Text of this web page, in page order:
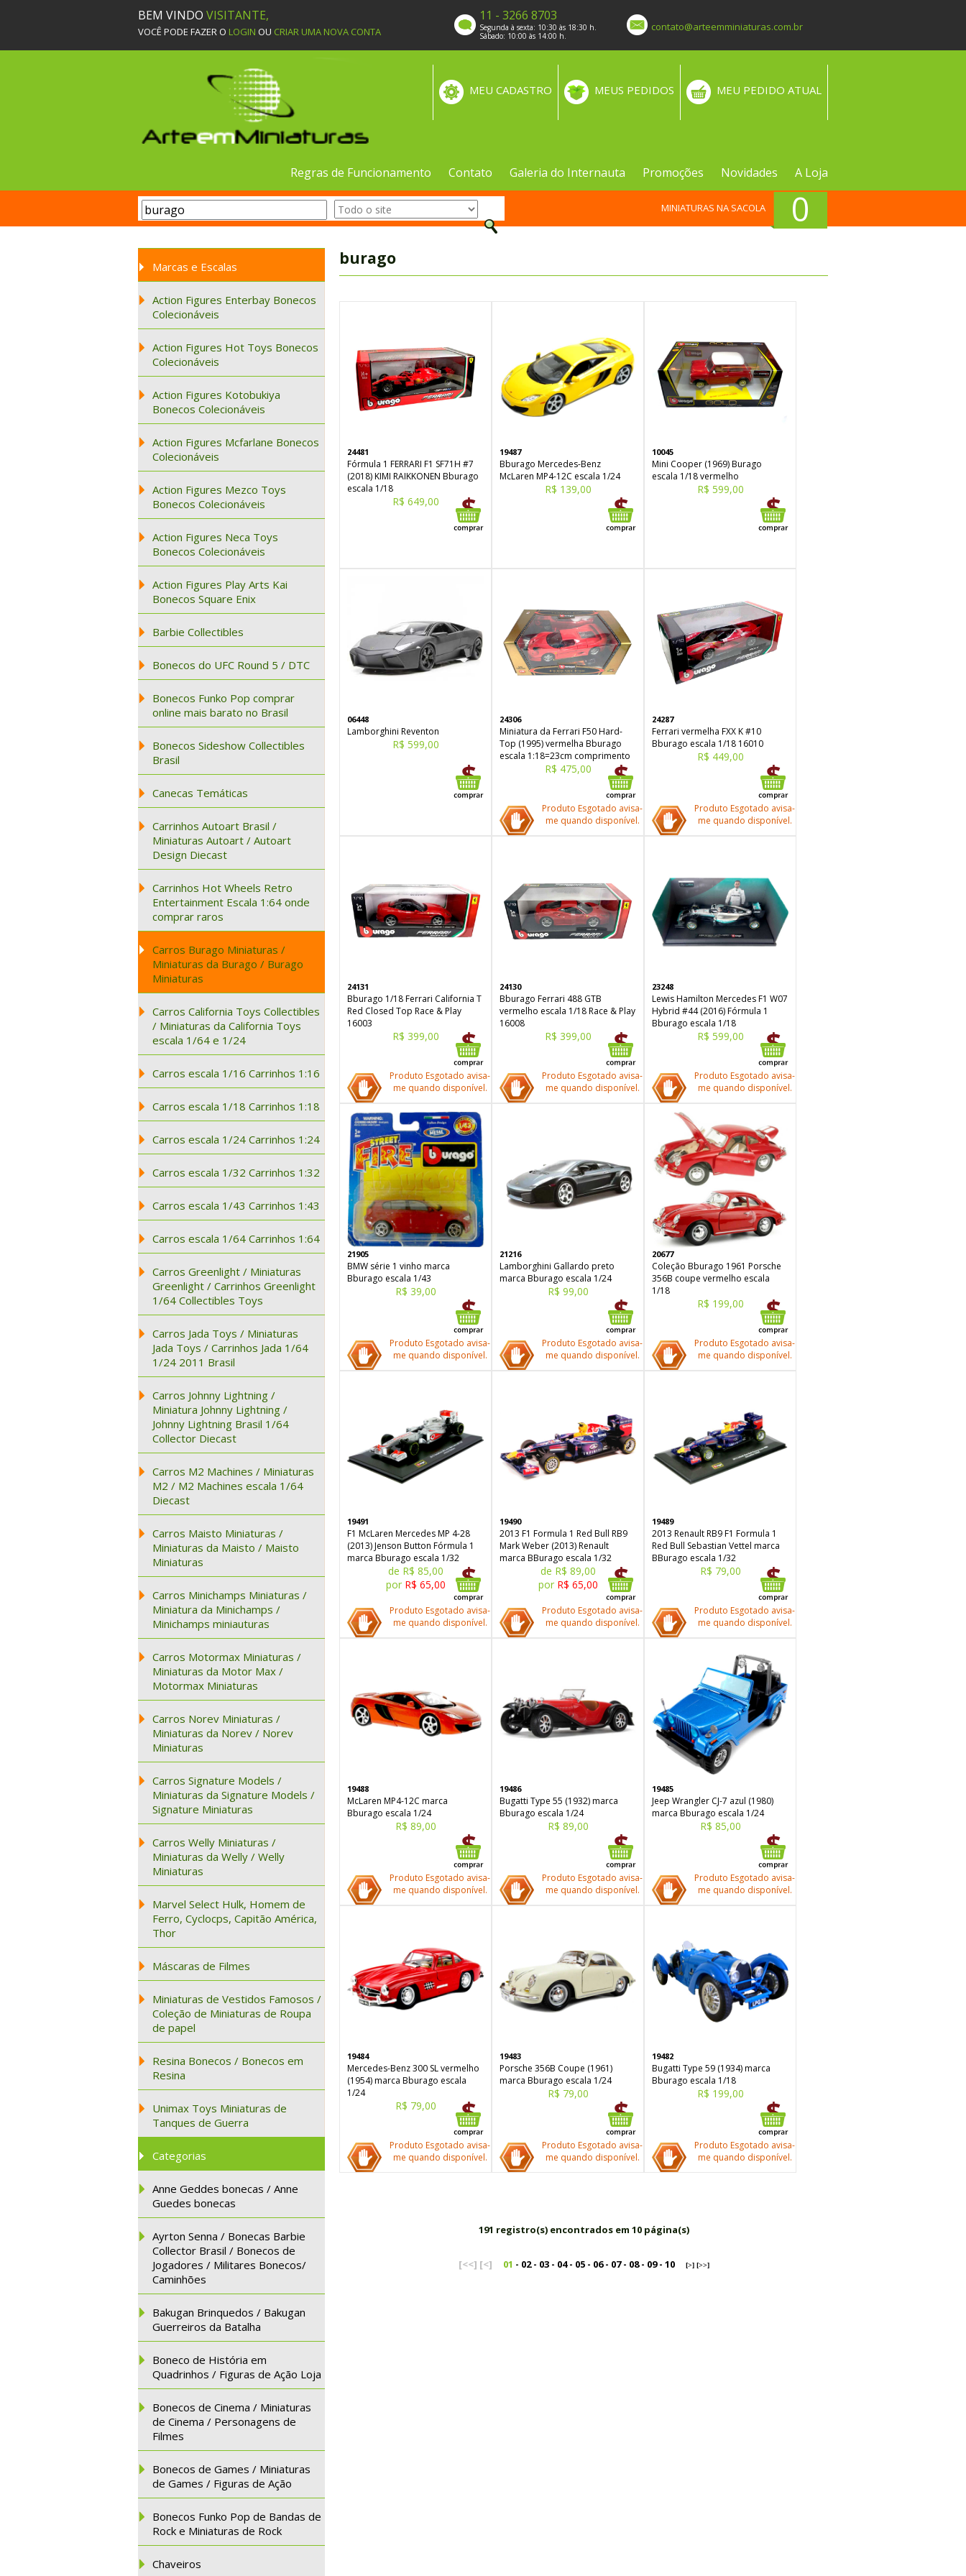
BEM VINDO VISITANTE,
VOCÊ PODE FAZER O LOGIN OU CRIAR UMA NOVA CONTA
11 - 3266 8703
Segunda à sexta: 10:30 às 18:30 h.
Sábado: 10:00 às 14:00 h.
contato@arteemminiaturas.com.br
MEU PEDIDO ATUAL
MEUS PEDIDOS
MEU CADASTRO
Regras de Funcionamento Contato Galeria do Internauta Promoções Novidades A Loja
0
MINIATURAS NA SACOLA
Marcas e Escalas
Action Figures Enterbay Bonecos
Colecionáveis
Action Figures Hot Toys Bonecos
Colecionáveis
Action Figures Kotobukiya
Bonecos Colecionáveis
Action Figures Mcfarlane Bonecos
Colecionáveis
Action Figures Mezco Toys
Bonecos Colecionáveis
Action Figures Neca Toys
Bonecos Colecionáveis
Action Figures Play Arts Kai
Bonecos Square Enix
Barbie Collectibles
Bonecos do UFC Round 5 / DTC
Bonecos Funko Pop comprar
online mais barato no Brasil
Bonecos Sideshow Collectibles
Brasil
Canecas Temáticas
Carrinhos Autoart Brasil /
Miniaturas Autoart / Autoart
Design Diecast
Carrinhos Hot Wheels Retro
Entertainment Escala 1:64 onde
comprar raros
Carros Burago Miniaturas /
Miniaturas da Burago / Burago
Miniaturas
Carros California Toys Collectibles
/ Miniaturas da California Toys
escala 1/64 e 1/24
Carros escala 1/16 Carrinhos 1:16
Carros escala 1/18 Carrinhos 1:18
Carros escala 1/24 Carrinhos 1:24
Carros escala 1/32 Carrinhos 1:32
Carros escala 1/43 Carrinhos 1:43
Carros escala 1/64 Carrinhos 1:64
Carros Greenlight / Miniaturas
Greenlight / Carrinhos Greenlight
1/64 Collectibles Toys
Carros Jada Toys / Miniaturas
Jada Toys / Carrinhos Jada 1/64
1/24 2011 Brasil
Carros Johnny Lightning /
Miniatura Johnny Lightning /
Johnny Lightning Brasil 1/64
Collector Diecast
Carros M2 Machines / Miniaturas
M2 / M2 Machines escala 1/64
Diecast
Carros Maisto Miniaturas /
Miniaturas da Maisto / Maisto
Miniaturas
Carros Minichamps Miniaturas /
Miniatura da Minichamps /
Minichamps miniauturas
Carros Motormax Miniaturas /
Miniaturas da Motor Max /
Motormax Miniaturas
Carros Norev Miniaturas /
Miniaturas da Norev / Norev
Miniaturas
Carros Signature Models /
Miniaturas da Signature Models /
Signature Miniaturas
Carros Welly Miniaturas /
Miniaturas da Welly / Welly
Miniaturas
Marvel Select Hulk, Homem de
Ferro, Cyclocps, Capitão América,
Thor
Máscaras de Filmes
Miniaturas de Vestidos Famosos /
Coleção de Miniaturas de Roupa
de papel
Resina Bonecos / Bonecos em
Resina
Unimax Toys Miniaturas de
Tanques de Guerra
Categorias
Anne Geddes bonecas / Anne
Guedes bonecas
Ayrton Senna / Bonecas Barbie
Collector Brasil / Bonecos de
Jogadores / Militares Bonecos/
Caminhões
Bakugan Brinquedos / Bakugan
Guerreiros da Batalha
Boneco de História em
Quadrinhos / Figuras de Ação Loja
Bonecos de Cinema / Miniaturas
de Cinema / Personagens de
Filmes
Bonecos de Games / Miniaturas
de Games / Figuras de Ação
Bonecos Funko Pop de Bandas de
Rock e Miniaturas de Rock
Chaveiros
burago
24481
Fórmula 1 FERRARI F1 SF71H #7
(2018) KIMI RAIKKONEN Bburago
escala 1/18
R$ 649,00
19487
Bburago Mercedes-Benz
McLaren MP4-12C escala 1/24
R$ 139,00
10045
Mini Cooper (1969) Burago
escala 1/18 vermelho
R$ 599,00
06448
Lamborghini Reventon
R$ 599,00
24306
Miniatura da Ferrari F50 Hard-
Top (1995) vermelha Bburago
escala 1:18=23cm comprimento
R$ 475,00
Produto Esgotado avisa-
me quando disponível.
24287
Ferrari vermelha FXX K #10
Bburago escala 1/18 16010
R$ 449,00
Produto Esgotado avisa-
me quando disponível.
24131
Bburago 1/18 Ferrari California T
Red Closed Top Race & Play
16003
R$ 399,00
Produto Esgotado avisa-
me quando disponível.
24130
Bburago Ferrari 488 GTB
vermelho escala 1/18 Race & Play
16008
R$ 399,00
Produto Esgotado avisa-
me quando disponível.
23248
Lewis Hamilton Mercedes F1 W07
Hybrid #44 (2016) Fórmula 1
Bburago escala 1/18
R$ 599,00
Produto Esgotado avisa-
me quando disponível.
21905
BMW série 1 vinho marca
Bburago escala 1/43
R$ 39,00
Produto Esgotado avisa-
me quando disponível.
21216
Lamborghini Gallardo preto
marca Bburago escala 1/24
R$ 99,00
Produto Esgotado avisa-
me quando disponível.
20677
Coleção Bburago 1961 Porsche
356B coupe vermelho escala
1/18
R$ 199,00
Produto Esgotado avisa-
me quando disponível.
19491
F1 McLaren Mercedes MP 4-28
(2013) Jenson Button Fórmula 1
marca Bburago escala 1/32
de R$ 85,00
por R$ 65,00
Produto Esgotado avisa-
me quando disponível.
19490
2013 F1 Formula 1 Red Bull RB9
Mark Weber (2013) Renault
marca BBurago escala 1/32
de R$ 89,00
por R$ 65,00
Produto Esgotado avisa-
me quando disponível.
19489
2013 Renault RB9 F1 Formula 1
Red Bull Sebastian Vettel marca
BBurago escala 1/32
R$ 79,00
Produto Esgotado avisa-
me quando disponível.
19488
McLaren MP4-12C marca
Bburago escala 1/24
R$ 89,00
Produto Esgotado avisa-
me quando disponível.
19486
Bugatti Type 55 (1932) marca
Bburago escala 1/24
R$ 89,00
Produto Esgotado avisa-
me quando disponível.
19485
Jeep Wrangler CJ-7 azul (1980)
marca Bburago escala 1/24
R$ 85,00
Produto Esgotado avisa-
me quando disponível.
19484
Mercedes-Benz 300 SL vermelho
(1954) marca Bburago escala
1/24
R$ 79,00
Produto Esgotado avisa-
me quando disponível.
19483
Porsche 356B Coupe (1961)
marca Bburago escala 1/24
R$ 79,00
Produto Esgotado avisa-
me quando disponível.
19482
Bugatti Type 59 (1934) marca
Bburago escala 1/18
R$ 199,00
Produto Esgotado avisa-
me quando disponível.
191 registro(s) encontrados em 10 página(s)
[<<] [<] 01 - 02 - 03 - 04 - 05 - 06 - 07 - 08 - 09 - 10 [>] [>>]